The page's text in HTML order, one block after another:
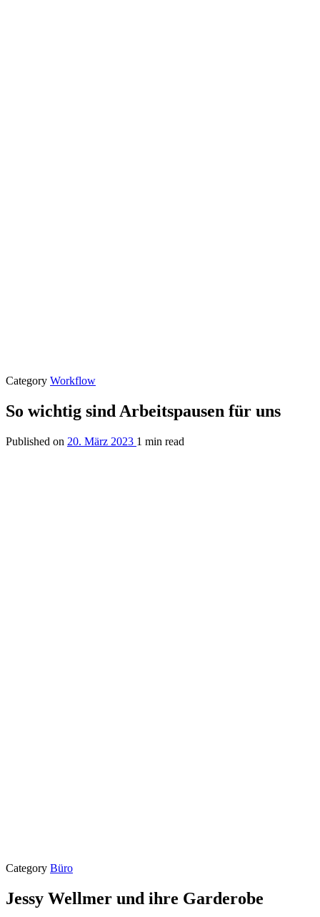
Category Workflow
So wichtig sind Arbeitspausen für uns
Published on 20. März 2023 1 min read
Category Büro
Jessy Wellmer und ihre Garderobe